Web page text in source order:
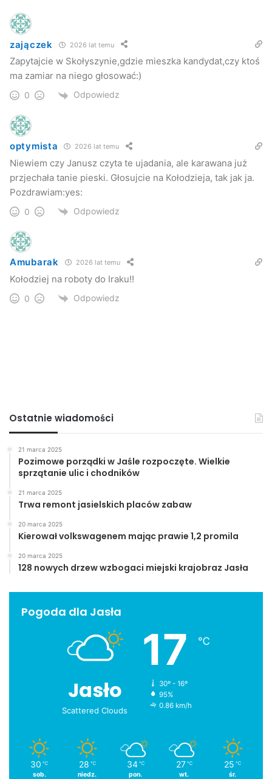
zajączek 2026 lat temu
Zapytajcie w Skołyszynie,gdzie mieszka kandydat,czy ktoś
ma zamiar na niego głosować:)
0 Odpowiedz
optymista 2026 lat temu
Niewiem czy Janusz czyta te ujadania, ale karawana już
przjechała tanie pieski. Głosujcie na Kołodzieja, tak jak ja.
Pozdrawiam:yes:
0 Odpowiedz
Amubarak 2026 lat temu
Kołodziej na roboty do Iraku!!
0 Odpowiedz
Ostatnie wiadomości
21 marca 2025
Pozimowe porządki w Jaśle rozpoczęte. Wielkie
sprzątanie ulic i chodników
21 marca 2025
Trwa remont jasielskich placów zabaw
20 marca 2025
Kierował volkswagenem mając prawie 1,2 promila
20 marca 2025
128 nowych drzew wzbogaci miejski krajobraz Jasła
Pogoda dla Jasła
Jasło
Scattered Clouds
17 ℃
30º - 16º
95%
0.86 km/h
30 ℃
sob.
28 ℃
niedz.
34 ℃
pon.
27 ℃
wt.
25 ℃
śr.